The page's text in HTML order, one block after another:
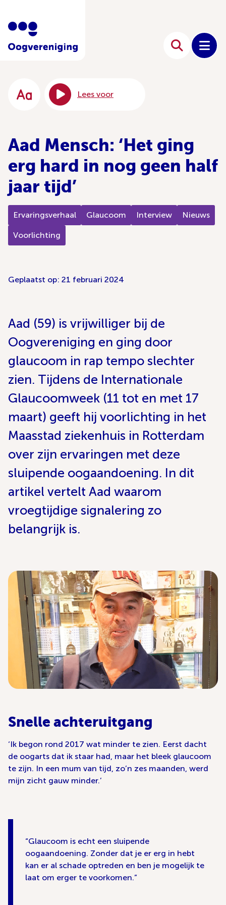
Lees voor
Aad Mensch: ‘Het ging
erg hard in nog geen half
jaar tijd’
Ervaringsverhaal Glaucoom Interview Nieuws
Voorlichting
Geplaatst op: 21 februari 2024
Aad (59) is vrijwilliger bij de
Oogvereniging en ging door
glaucoom in rap tempo slechter
zien. Tijdens de Internationale
Glaucoomweek (11 tot en met 17
maart) geeft hij voorlichting in het
Maasstad ziekenhuis in Rotterdam
over zijn ervaringen met deze
sluipende oogaandoening. In dit
artikel vertelt Aad waarom
vroegtijdige signalering zo
belangrijk is.
Snelle achteruitgang
‘Ik begon rond 2017 wat minder te zien. Eerst dacht
de oogarts dat ik staar had, maar het bleek glaucoom
te zijn. In een mum van tijd, zo’n zes maanden, werd
mijn zicht gauw minder.’
Glaucoom is echt een sluipende
oogaandoening. Zonder dat je er erg in hebt
kan er al schade optreden en ben je mogelijk te
laat om erger te voorkomen.